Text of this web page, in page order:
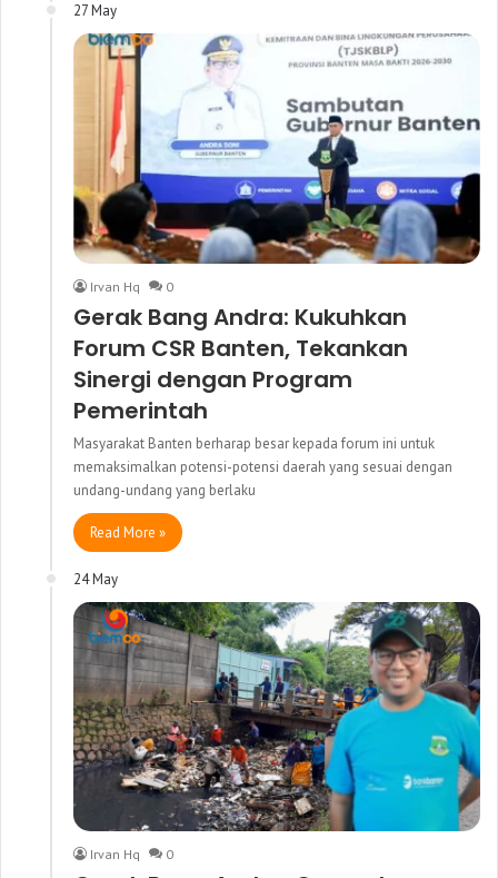
27 May
Irvan Hq 0
Gerak Bang Andra: Kukuhkan
Forum CSR Banten, Tekankan
Sinergi dengan Program
Pemerintah
Masyarakat Banten berharap besar kepada forum ini untuk
memaksimalkan potensi-potensi daerah yang sesuai dengan
undang-undang yang berlaku
Read More »
24 May
Irvan Hq 0